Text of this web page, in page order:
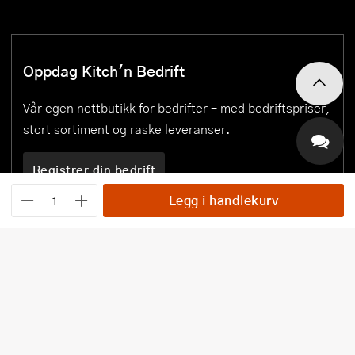
Legg i handlekurv
Oppdag Kitch'n Bedrift
Vår egen nettbutikk for bedrifter – med bedriftspriser,
stort sortiment og raske leveranser.
Registrer din bedrift